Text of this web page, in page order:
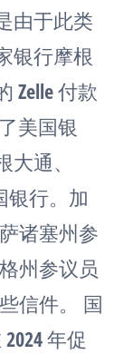
由于此类
银行摩根
Zelle 付款
美国银
通、
银行。加
诸塞州参
州参议员
信件。 国
年促